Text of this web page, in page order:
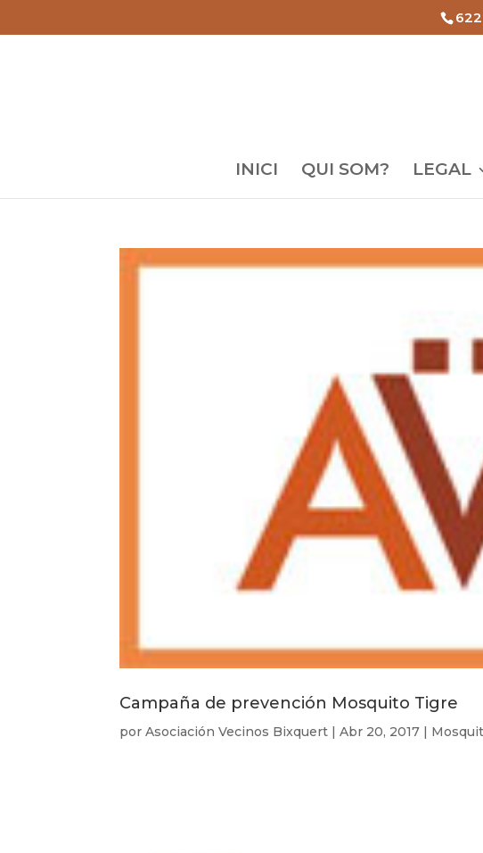
INICI QUI SOM? LEGAL
Campaña de prevención Mosquito Tigre
porAsociación Vecinos Bixquert |Abr 20, 2017 |